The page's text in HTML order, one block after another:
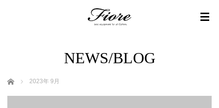
NEWS/BLOG
ホーム 2023年 9月